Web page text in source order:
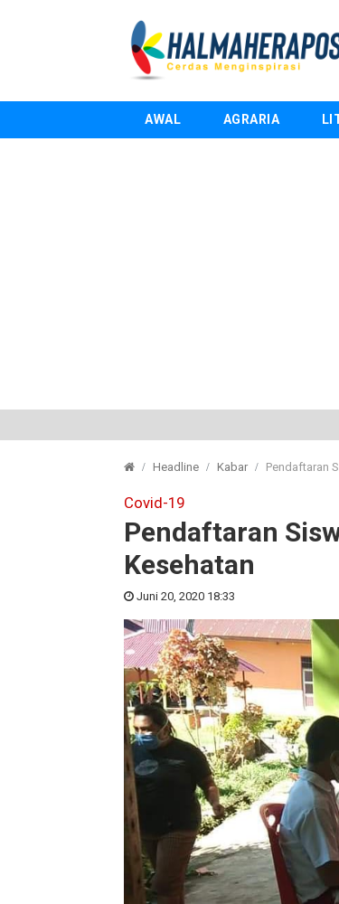
AWAL AGRARIA
Headline Kabar Pendaftaran
Covid-19
Pendaftaran
Kesehatan
Juni 20, 2020 18:33